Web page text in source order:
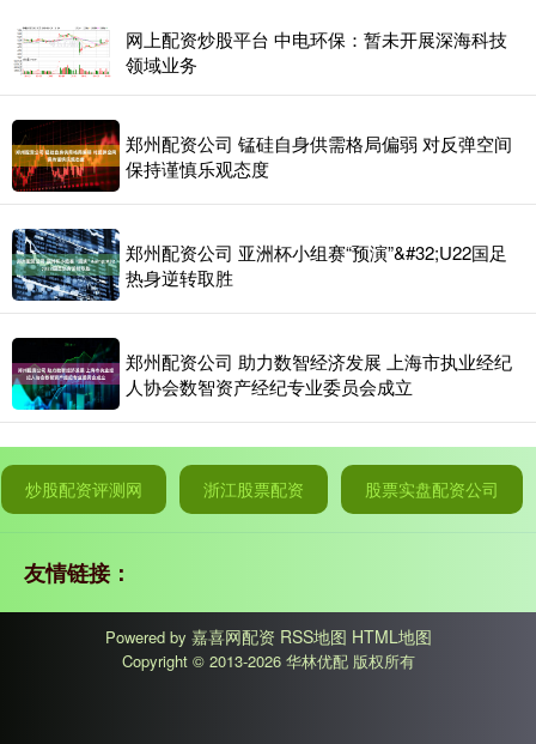
网上配资炒股平台 中电环保：暂未开展深海科技
领域业务
郑州配资公司 锰硅自身供需格局偏弱 对反弹空间
保持谨慎乐观态度
郑州配资公司 亚洲杯小组赛“预演”&#32;U22国足
热身逆转取胜
郑州配资公司 助力数智经济发展 上海市执业经纪
人协会数智资产经纪专业委员会成立
炒股配资评测网 浙江股票配资 股票实盘配资公司
友情链接：
Powered by 嘉喜网配资 RSS地图 HTML地图
Copyright © 2013-2026 华林优配 版权所有